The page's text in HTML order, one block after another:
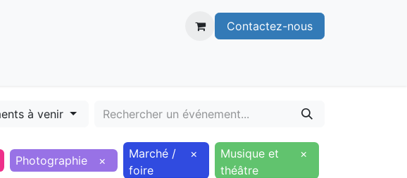
Contactez-nous
à venir
Photographie ×
Marché /
foire
×
Musique et
théâtre
×